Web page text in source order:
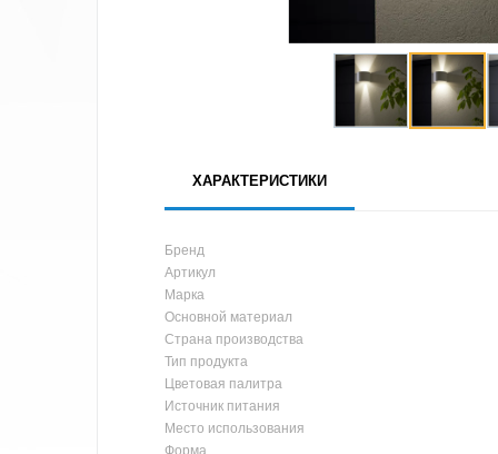
ХАРАКТЕРИСТИКИ
Бренд
Артикул
Марка
Основной материал
Страна производства
Тип продукта
Цветовая палитра
Источник питания
Место использования
Форма